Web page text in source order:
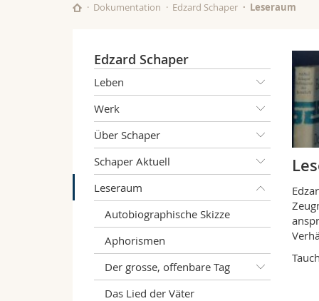
Math.-Nat.
Studien
Dokumentation Edzard Schaper Leseraum
Edzard Schaper
Leben
Werk
Über Schaper
Schaper Aktuell
Leseraum
Autobiographische Skizze
Aphorismen
Der grosse, offenbare Tag
Das Lied der Väter